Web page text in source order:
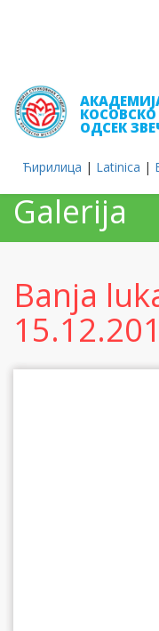
ОДСЕК
Ћирилица | Latinica |
Galerija
Banja